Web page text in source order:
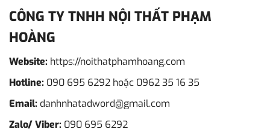
CÔNG TY TNHH NỘI THẤT PHẠM
HOÀNG
Website: https://noithatphamhoang.com
Hotline: 090 695 6292 hoặc 0962 35 16 35
Email: danhnhatadword@gmail.com
Zalo/ Viber: 090 695 6292